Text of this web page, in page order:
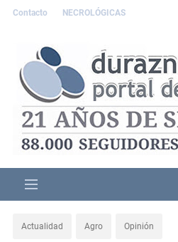
Contacto NECROLÓGICAS
Actualidad Agro Opinión